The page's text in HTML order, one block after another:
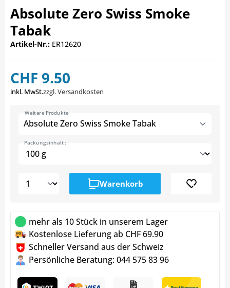
Absolute Zero Swiss Smoke
Tabak
Artikel-Nr.: ER12620
CHF 9.50
inkl. MwSt.zzgl. Versandkosten
Absolute Zero Swiss Smoke Tabak
Weitere Produkte
Packungsinhalt :
Warenkorb
mehr als 10 Stück in unserem Lager
Kostenlose Lieferung ab CHF 69.90
Schneller Versand aus der Schweiz
Persönliche Beratung: 044 575 83 96